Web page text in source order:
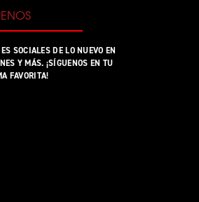
SOCIALES DE LO NUEVO EN
Y MÁS. ¡SÍGUENOS EN TU
FAVORITA!